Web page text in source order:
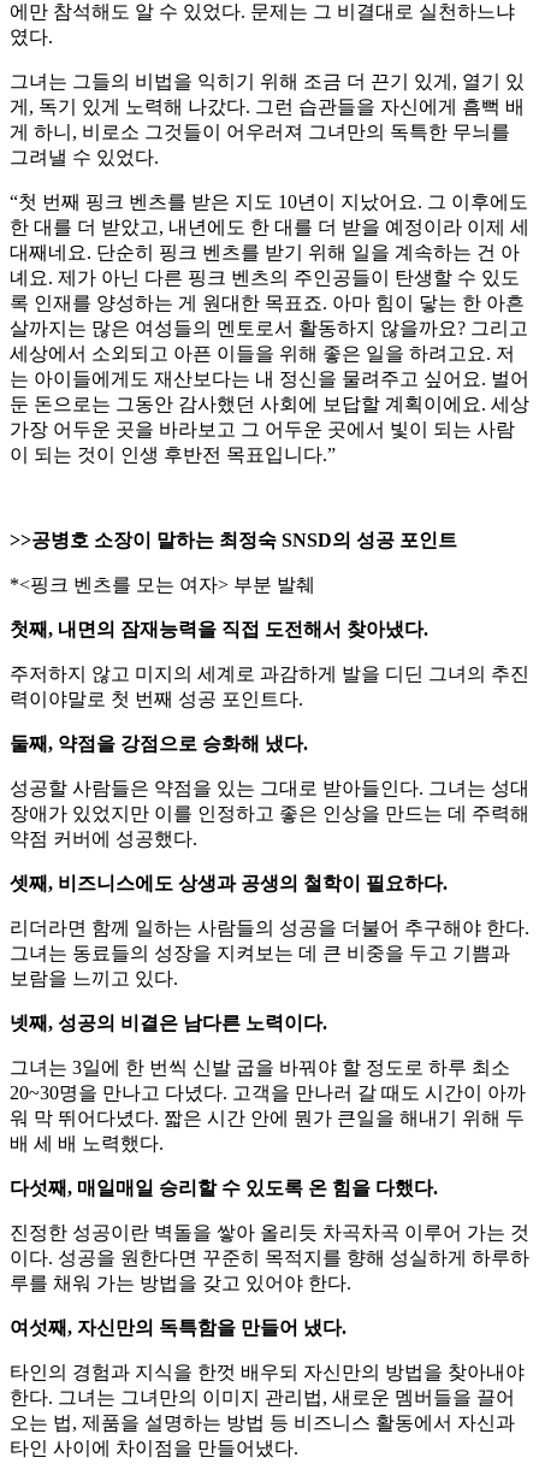
에만 참석해도 알 수 있었다. 문제는 그 비결대로 실천하느냐
였다.
그녀는 그들의 비법을 익히기 위해 조금 더 끈기 있게, 열기 있
게, 독기 있게 노력해 나갔다. 그런 습관들을 자신에게 흠뻑 배
게 하니, 비로소 그것들이 어우러져 그녀만의 독특한 무늬를
그려낼 수 있었다.
“첫 번째 핑크 벤츠를 받은 지도 10년이 지났어요. 그 이후에도
한 대를 더 받았고, 내년에도 한 대를 더 받을 예정이라 이제 세
대째네요. 단순히 핑크 벤츠를 받기 위해 일을 계속하는 건 아
녜요. 제가 아닌 다른 핑크 벤츠의 주인공들이 탄생할 수 있도
록 인재를 양성하는 게 원대한 목표죠. 아마 힘이 닿는 한 아흔
살까지는 많은 여성들의 멘토로서 활동하지 않을까요? 그리고
세상에서 소외되고 아픈 이들을 위해 좋은 일을 하려고요. 저
는 아이들에게도 재산보다는 내 정신을 물려주고 싶어요. 벌어
둔 돈으로는 그동안 감사했던 사회에 보답할 계획이에요. 세상
가장 어두운 곳을 바라보고 그 어두운 곳에서 빛이 되는 사람
이 되는 것이 인생 후반전 목표입니다.”
>>공병호 소장이 말하는 최정숙 SNSD의 성공 포인트
*<핑크 벤츠를 모는 여자> 부분 발췌
첫째, 내면의 잠재능력을 직접 도전해서 찾아냈다.
주저하지 않고 미지의 세계로 과감하게 발을 디딘 그녀의 추진
력이야말로 첫 번째 성공 포인트다.
둘째, 약점을 강점으로 승화해 냈다.
성공할 사람들은 약점을 있는 그대로 받아들인다. 그녀는 성대
장애가 있었지만 이를 인정하고 좋은 인상을 만드는 데 주력해
약점 커버에 성공했다.
셋째, 비즈니스에도 상생과 공생의 철학이 필요하다.
리더라면 함께 일하는 사람들의 성공을 더불어 추구해야 한다.
그녀는 동료들의 성장을 지켜보는 데 큰 비중을 두고 기쁨과
보람을 느끼고 있다.
넷째, 성공의 비결은 남다른 노력이다.
그녀는 3일에 한 번씩 신발 굽을 바꿔야 할 정도로 하루 최소
20~30명을 만나고 다녔다. 고객을 만나러 갈 때도 시간이 아까
워 막 뛰어다녔다. 짧은 시간 안에 뭔가 큰일을 해내기 위해 두
배 세 배 노력했다.
다섯째, 매일매일 승리할 수 있도록 온 힘을 다했다.
진정한 성공이란 벽돌을 쌓아 올리듯 차곡차곡 이루어 가는 것
이다. 성공을 원한다면 꾸준히 목적지를 향해 성실하게 하루하
루를 채워 가는 방법을 갖고 있어야 한다.
여섯째, 자신만의 독특함을 만들어 냈다.
타인의 경험과 지식을 한껏 배우되 자신만의 방법을 찾아내야
한다. 그녀는 그녀만의 이미지 관리법, 새로운 멤버들을 끌어
오는 법, 제품을 설명하는 방법 등 비즈니스 활동에서 자신과
타인 사이에 차이점을 만들어냈다.